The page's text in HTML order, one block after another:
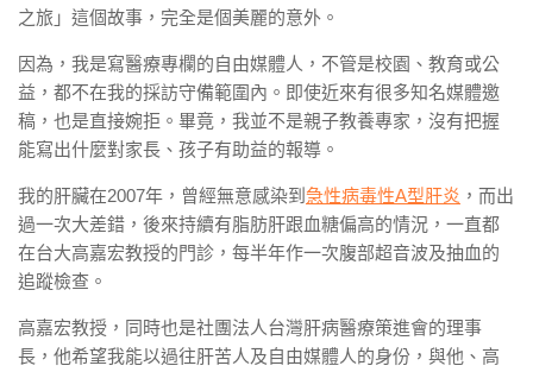
之旅」這個故事，完全是個美麗的意外。
因為，我是寫醫療專欄的自由媒體人，不管是校園、教育或公
益，都不在我的採訪守備範圍內。即使近來有很多知名媒體邀
稿，也是直接婉拒。畢竟，我並不是親子教養專家，沒有把握
能寫出什麼對家長、孩子有助益的報導。
我的肝臟在2007年，曾經無意感染到 急性病毒性A型肝炎 ，而出
過一次大差錯，後來持續有脂肪肝跟血糖偏高的情況，一直都
在台大高嘉宏教授的門診，每半年作一次腹部超音波及抽血的
追蹤檢查。
高嘉宏教授，同時也是社團法人台灣肝病醫療策進會的理事
長，他希望我能以過往肝苦人及自由媒體人的身份，與他、高